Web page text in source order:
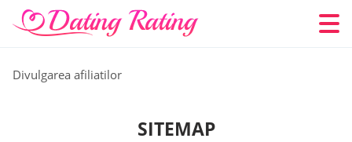
Divulgarea afiliatilor
SITEMAP